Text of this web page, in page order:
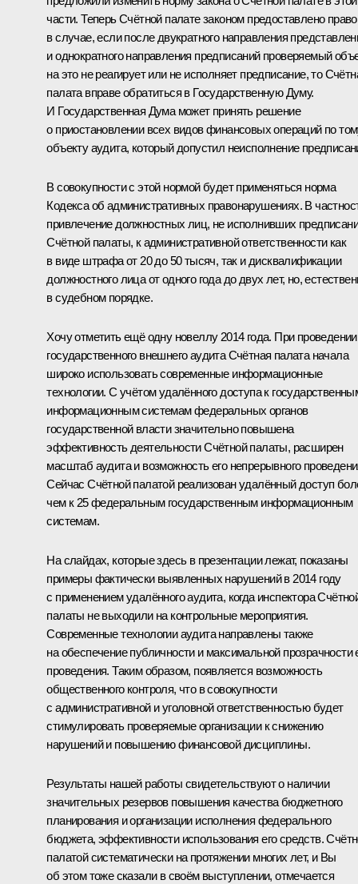
части. Теперь Счётной палате законом предоставлено право
в случае, если после двукратного направления
и однократного направления предписаний проверяемый
на это не реагирует или не исполняет предписание, то
палата вправе обратиться в Государственную Думу.
И Государственная Дума может принять решение
о приостановлении всех видов финансовых операций по
объекту аудита, который допустил неисполнение
В совокупности с этой нормой будет применяться норма
Кодекса об административных правонарушениях. В
привлечение должностных лиц, не исполнивших
Счётной палаты, к административной ответственности как
в виде штрафа от 20 до 50 тысяч, так и дисквалификации
должностного лица от одного года до двух лет, но,
в судебном порядке.
Хочу отметить ещё одну новеллу 2014 года. При проведении
государственного внешнего аудита Счётная палата начала
широко использовать современные информационные
технологии. С учётом удалённого доступа к
информационным системам федеральных органов
государственной власти значительно повышена
эффективность деятельности Счётной палаты, расширен
масштаб аудита и возможность его непрерывного
Сейчас Счётной палатой реализован удалённый доступ
чем к 25 федеральным государственным информационным
системам.
На слайдах, которые здесь в презентации лежат, показаны
примеры фактически выявленных нарушений в 2014 году
с применением удалённого аудита, когда инспектора
палаты не выходили на контрольные мероприятия.
Современные технологии аудита направлены также
на обеспечение публичности и максимальной прозрачности
проведения. Таким образом, появляется возможность
общественного контроля, что в совокупности
с административной и уголовной ответственностью будет
стимулировать проверяемые организации к снижению
нарушений и повышению финансовой дисциплины.
Результаты нашей работы свидетельствуют о наличии
значительных резервов повышения качества бюджетного
планирования и организации исполнения федерального
бюджета, эффективности использования его средств.
палатой систематически на протяжении многих лет, и Вы
об этом тоже сказали в своём выступлении, отмечается